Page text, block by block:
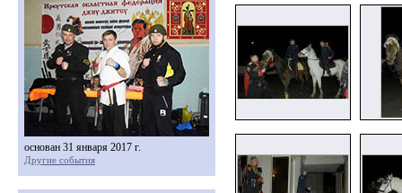
основан 31 января 2017 г.
Другие события